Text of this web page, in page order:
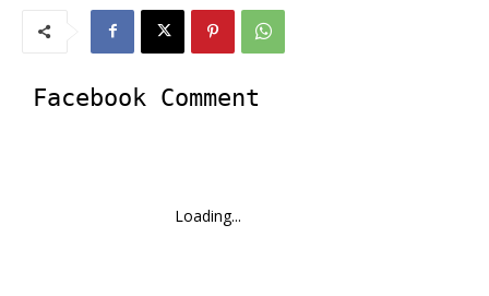
Facebook Comment
Loading...